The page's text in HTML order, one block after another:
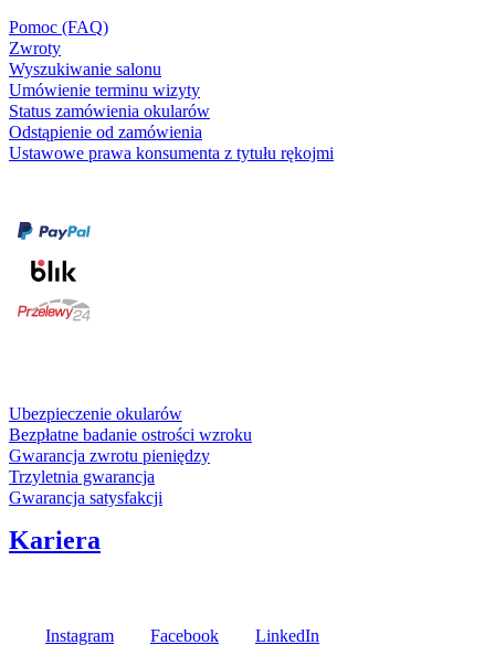
Pomoc (FAQ)
Zwroty
Wyszukiwanie salonu
Umówienie terminu wizyty
Status zamówienia okularów
Odstąpienie od zamówienia
Ustawowe prawa konsumenta z tytułu rękojmi
Ubezpieczenie okularów
Bezpłatne badanie ostrości wzroku
Gwarancja zwrotu pieniędzy
Trzyletnia gwarancja
Gwarancja satysfakcji
Kariera
Instagram Facebook LinkedIn